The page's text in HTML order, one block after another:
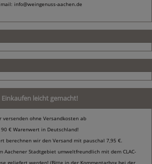
info@weingenuss-aachen.de
Einkaufen leicht gemacht!
versenden ohne Versandkosten ab
90 € Warenwert in Deutschland!
berechnen wir den Versand mit pauschal 7,95 €.
Aachener Stadtgebiet umweltfreundlich mit dem CLAC-
geliefert werden! (Bitte in der Kommentarbox bei der